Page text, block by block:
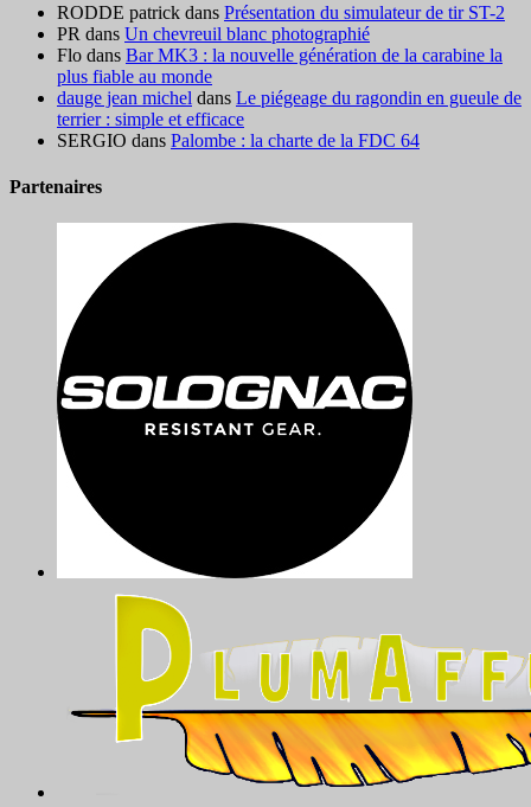
RODDE patrick dans Présentation du simulateur de tir ST-2
PR dans Un chevreuil blanc photographié
Flo dans Bar MK3 : la nouvelle génération de la carabine la
plus fiable au monde
dauge jean michel dans Le piégeage du ragondin en gueule de
terrier : simple et efficace
SERGIO dans Palombe : la charte de la FDC 64
Partenaires